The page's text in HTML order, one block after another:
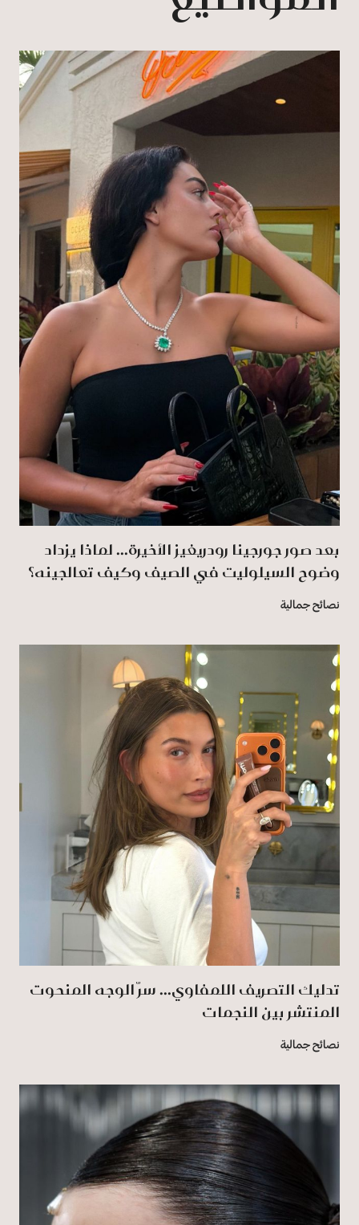
بعد صور جورجينا رودريغيز الأخيرة... لماذا يزداد
وضوح السيلوليت في الصيف وكيف تعالجينه؟
نصائح جمالية
تدليك التصريف اللمفاوي... سرّ الوجه المنحوت
المنتشر بين النجمات
نصائح جمالية